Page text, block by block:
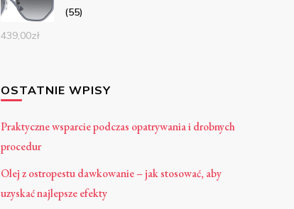
(55)
439,00zł
OSTATNIE WPISY
Praktyczne wsparcie podczas opatrywania i drobnych
procedur
Olej z ostropestu dawkowanie – jak stosować, aby
uzyskać najlepsze efekty